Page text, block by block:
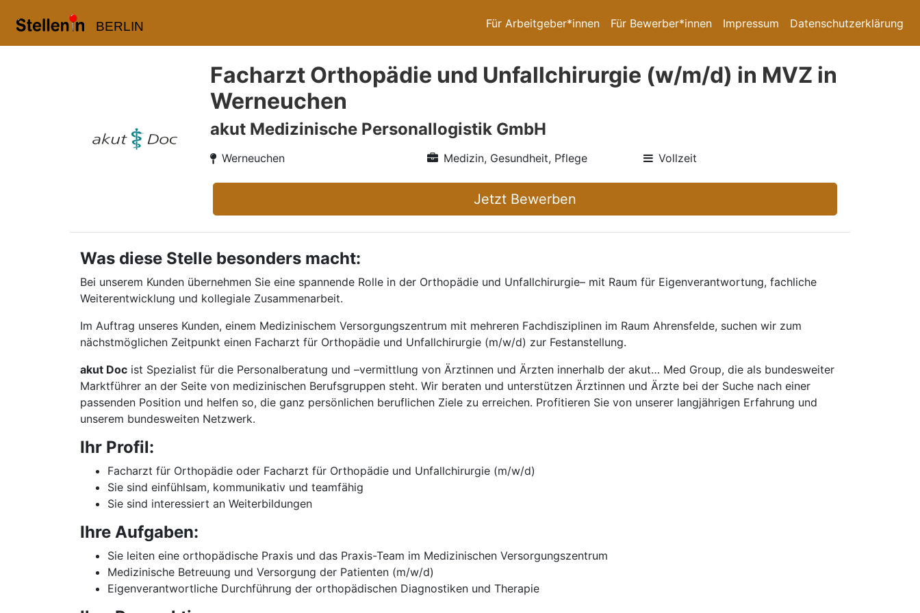
BERLIN Für Arbeitgeber*innen Für Bewerber*innen Impressum Datenschutzerklärung
Facharzt Orthopädie und Unfallchirurgie (w/m/d) in MVZ in
Werneuchen
akut Medizinische Personallogistik GmbH
Werneuchen Medizin, Gesundheit, Pflege Vollzeit
Jetzt Bewerben
Was diese Stelle besonders macht:
Bei unserem Kunden übernehmen Sie eine spannende Rolle in der Orthopädie und Unfallchirurgie– mit Raum für Eigenverantwortung, fachliche
Weiterentwicklung und kollegiale Zusammenarbeit.
Im Auftrag unseres Kunden, einem Medizinischem Versorgungszentrum mit mehreren Fachdisziplinen im Raum Ahrensfelde, suchen wir zum
nächstmöglichen Zeitpunkt einen Facharzt für Orthopädie und Unfallchirurgie (m/w/d) zur Festanstellung.
akut Doc ist Spezialist für die Personalberatung und –vermittlung von Ärztinnen und Ärzten innerhalb der akut… Med Group, die als bundesweiter
Marktführer an der Seite von medizinischen Berufsgruppen steht. Wir beraten und unterstützen Ärztinnen und Ärzte bei der Suche nach einer
passenden Position und helfen so, die ganz persönlichen beruflichen Ziele zu erreichen. Profitieren Sie von unserer langjährigen Erfahrung und
unserem bundesweiten Netzwerk.
Ihr Profil:
Facharzt für Orthopädie oder Facharzt für Orthopädie und Unfallchirurgie (m/w/d)
Sie sind einfühlsam, kommunikativ und teamfähig
Sie sind interessiert an Weiterbildungen
Ihre Aufgaben:
Sie leiten eine orthopädische Praxis und das Praxis-Team im Medizinischen Versorgungszentrum
Medizinische Betreuung und Versorgung der Patienten (m/w/d)
Eigenverantwortliche Durchführung der orthopädischen Diagnostiken und Therapie